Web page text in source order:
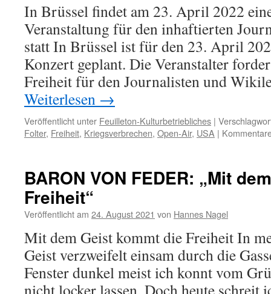
In Brüssel findet am 23. April 2022
Veranstaltung für den inhaftierten
statt In Brüssel ist für den 23. April
Konzert geplant. Die Veranstalter
Freiheit für den Journalisten und
Weiterlesen →
Veröffentlicht unter Feuilleton-Kulturbetriebliches |
Folter, Freiheit, Kriegsverbrechen, Open-Air, USA |
BARON VON FEDER: „Mit
Freiheit“
Veröffentlicht am 24. August 2021 von Hannes Nagel
Mit dem Geist kommt die Freiheit In
Geist verzweifelt einsam durch die
Fenster dunkel meist ich konnt vom
nicht locker lassen. Doch heute schreit